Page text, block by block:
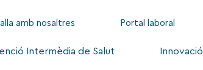
amb nosaltres Portal laboral
Intermèdia de Salut Innovació